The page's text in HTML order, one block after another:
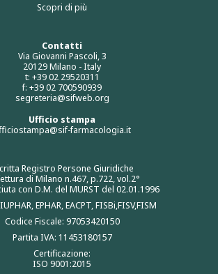
Contatti
Via Giovanni Pascoli, 3
20129 Milano - Italy
t: +39 02 29520311
f: +39 02 700590939
segreteria@sifweb.org
Ufficio stampa
farmacologia.it
Registro Persone Giuridiche
di Milano n.467, p.722, vol.2°
con D.M. del MURST del 02.01.1996
EPHAR, EACPT, FISBi,FISV,FISM
Codice Fiscale: 97053420150
Partita IVA: 11453180157
Certificazione:
ISO 9001:2015
Scopri di più